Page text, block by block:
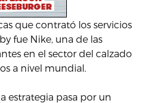
que contrató los servicios
fue Nike, una de las
en el sector del calzado
a nivel mundial.
estrategia pasa por un